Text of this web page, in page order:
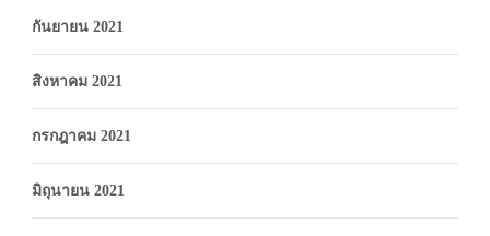
กันยายน 2021
สิงหาคม 2021
กรกฎาคม 2021
มิถุนายน 2021